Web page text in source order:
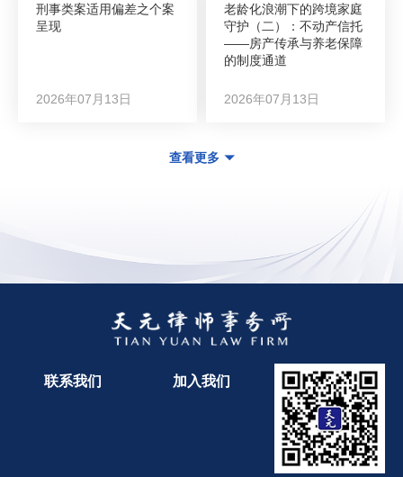
刑事类案适用偏差之个案
呈现
2026年07月13日
老龄化浪潮下的跨境家庭
守护（二）：不动产信托
——房产传承与养老保障
的制度通道
2026年07月13日
查看更多
联系我们 加入我们